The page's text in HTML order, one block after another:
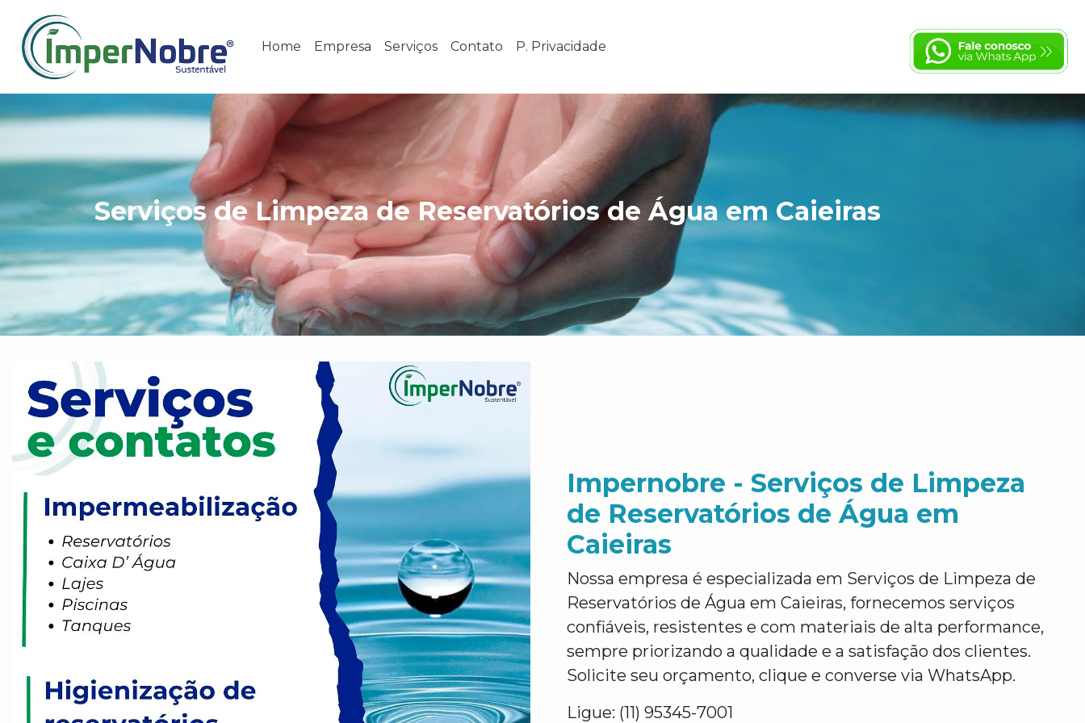
Home Empresa Serviços Contato P. Privacidade
Serviços de Limpeza de Reservatórios de Água em Caieiras
Impernobre - Serviços de Limpeza
de Reservatórios de Água em
Caieiras
Nossa empresa é especializada em Serviços de Limpeza de
Reservatórios de Água em Caieiras, fornecemos serviços
confiáveis, resistentes e com materiais de alta performance,
sempre priorizando a qualidade e a satisfação dos clientes.
Solicite seu orçamento, clique e converse via WhatsApp.
Ligue: (11) 95345-7001